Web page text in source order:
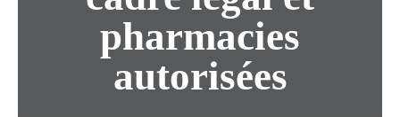
pharmacies
autorisées